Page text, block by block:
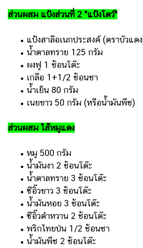
เด็ก
เลี้ยง
Infographic
บริการ
แอปฯ
คอร์ส
เรียน
เลข
ออนไลน์
ติดต่อ
โฆษณา
แจ้ง
ปัญหา
ส่วนผสม แป้งส่วนที่ 2 "แป้งโดว์"
• แป้งสาลีอเนกประสงค์ (ตราบัวแด
• น้ำตาลทราย 125 กรัม
• ผงฟู 1 ช้อนโต๊ะ
• เกลือ 1+1/2 ช้อนชา
• น้ำเย็น 80 กรัม
• เนยขาว 50 กรัม (หรือน้ำมันพืช)
ส่วนผสม ไส้หมูแดง
• หมู 500 กรัม
• น้ำมันงา 2 ช้อนโต๊ะ
• น้ำตาลทราย 3 ช้อนโต๊ะ
• ซีอิ๊วขาว 3 ช้อนโต๊ะ
• น้ำมันหอย 3 ช้อนโต๊ะ
• ซีอิ๊วดำหวาน 2 ช้อนโต๊ะ
• พริกไทยป่น 1/2 ช้อนชา
• น้ำมันพืช 2 ช้อนโต๊ะ